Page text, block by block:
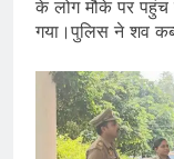
के लोग मौके पर पहुंच
गया।पुलिस ने शव